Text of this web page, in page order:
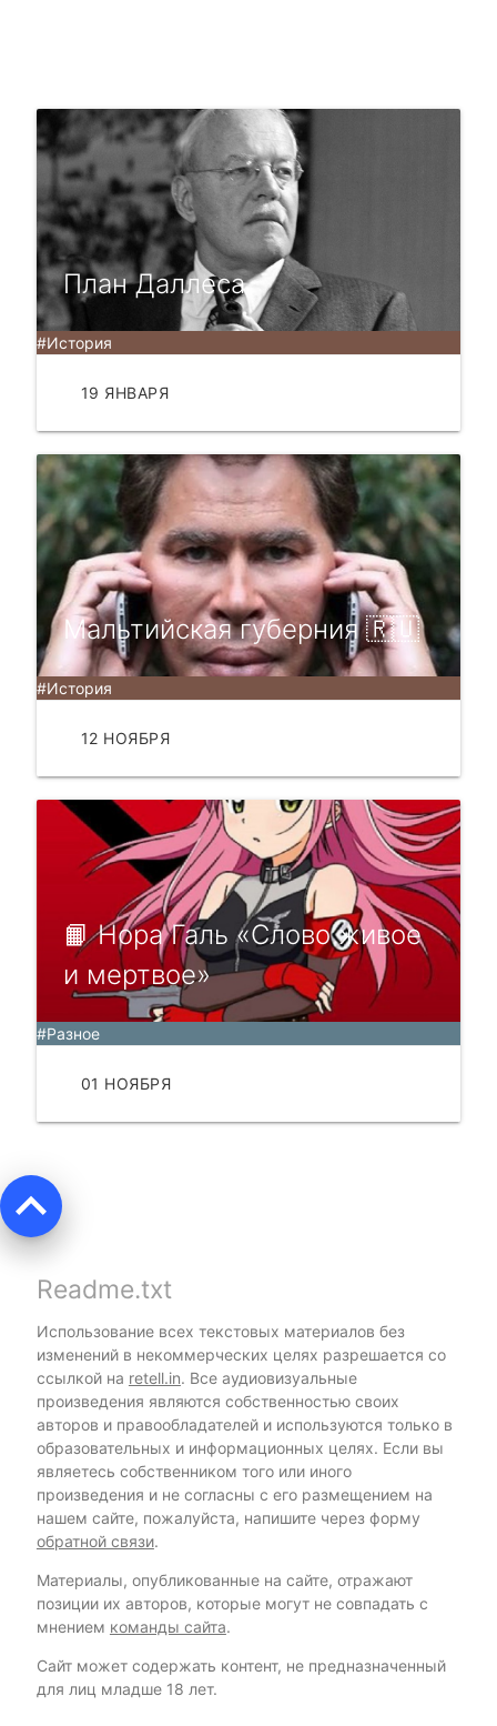
План Даллеса
#История
19 ЯНВАРЯ
Мальтийская губерния 🇷🇺
#История
12 НОЯБРЯ
📙 Нора Галь «Слово живое
и мертвое»
#Разное
01 НОЯБРЯ
keyboard_arrow_up
Readme.txt
Использование всех текстовых материалов без
изменений в некоммерческих целях разрешается со
ссылкой на retell.in. Все аудиовизуальные
произведения являются собственностью своих
авторов и правообладателей и используются только в
образовательных и информационных целях. Если вы
являетесь собственником того или иного
произведения и не согласны с его размещением на
нашем сайте, пожалуйста, напишите через форму
обратной связи.
Материалы, опубликованные на сайте, отражают
позиции их авторов, которые могут не совпадать с
мнением команды сайта.
Сайт может содержать контент, не предназначенный
для лиц младше 18 лет.